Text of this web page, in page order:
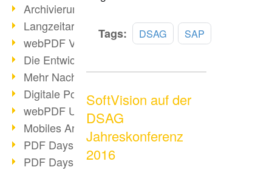
Archivierung: Aufbewahrungsfristen
Langzeitarchivierung mit PDF/A
webPDF Video - Behind the Scenes
Die Entwicklung von PDF/X
Mehr Nachhaltigkeit durch PDF
Digitale Post als PDF/A
webPDF Update 8.0.0.2531
Mobiles Arbeiten mit PDF
PDF Days 2022 Themenblock 3
PDF Days 2022 Themenblock 2
Tags: DSAG SAP
SoftVision auf der
DSAG
Jahreskonferenz
2016